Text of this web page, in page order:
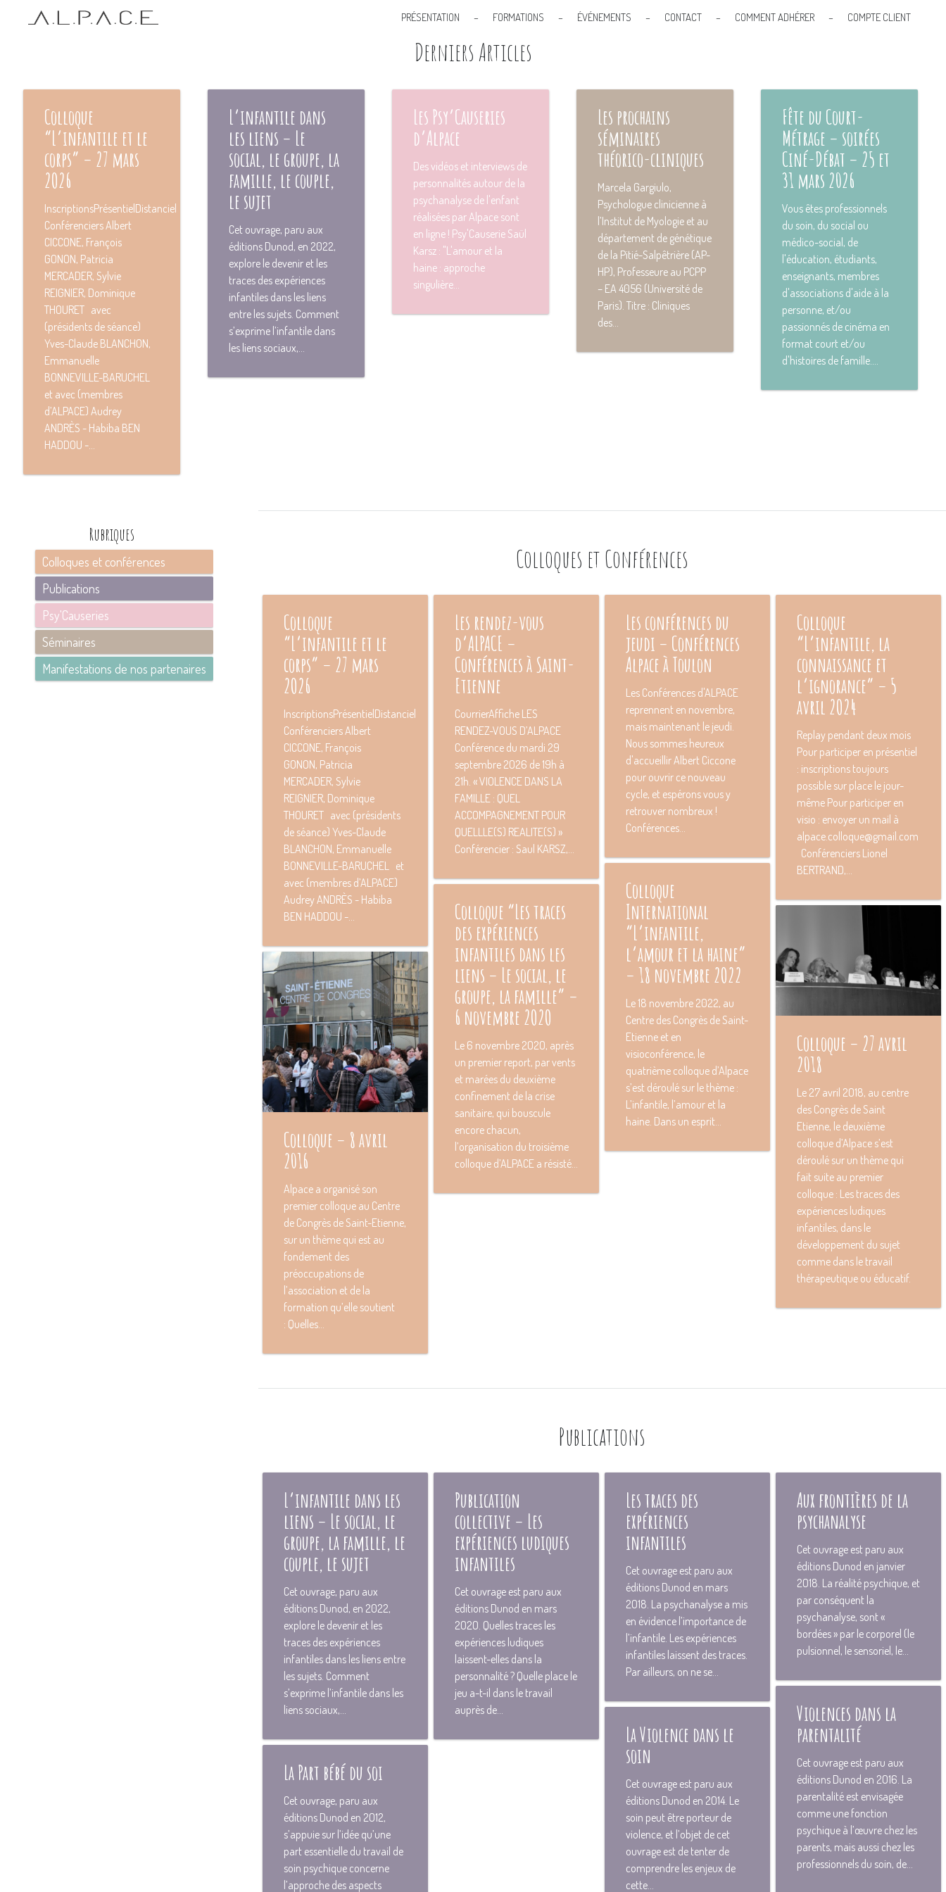
PRÉSENTATION – FORMATIONS – ÉVÉNEMENTS – CONTACT – COMMENT ADHÉRER – COMPTE CLIENT
Derniers Articles
Colloque
“L’infantile et le
corps” – 27 mars
2O26
InscriptionsPrésentielDistanciel
Conférenciers Albert
CICCONE, François
GONON, Patricia
MERCADER, Sylvie
REIGNIER, Dominique
THOURET avec
(présidents de séance)
Yves-Claude BLANCHON,
Emmanuelle
BONNEVILLE-BARUCHEL
et avec (membres
d’ALPACE) Audrey
ANDRÈS - Habiba BEN
HADDOU -...
L’infantile dans
les liens – Le
social, le groupe, la
famille, le couple,
le sujet
Cet ouvrage, paru aux
éditions Dunod, en 2022,
explore le devenir et les
traces des expériences
infantiles dans les liens
entre les sujets. Comment
s’exprime l’infantile dans
les liens sociaux,...
Les Psy’Causeries
d’Alpace
Des vidéos et interviews de
personnalités autour de la
psychanalyse de l'enfant
réalisées par Alpace sont
en ligne ! Psy'Causerie Saül
Karsz : "L'amour et la
haine : approche
singulière...
Les prochains
séminaires
théorico-cliniques
Marcela Gargiulo,
Psychologue clinicienne à
l’Institut de Myologie et au
département de génétique
de la Pitié-Salpêtrière (AP-
HP), Professeure au PCPP
– EA 4056 (Université de
Paris). Titre : Cliniques
des...
Fête du Court-
Métrage – soirées
Ciné-Débat – 25 et
31 mars 2026
Vous êtes professionnels
du soin, du social ou
médico-social, de
l'éducation, étudiants,
enseignants, membres
d'associations d'aide à la
personne, et/ou
passionnés de cinéma en
format court et/ou
d'histoires de famille....
Rubriques
Colloques et conférences
Publications
Psy'Causeries
Séminaires
Manifestations de nos partenaires
Colloques et Conférences
Colloque
“L’infantile et le
corps” – 27 mars
2O26
InscriptionsPrésentielDistanciel
Conférenciers Albert
CICCONE, François
GONON, Patricia
MERCADER, Sylvie
REIGNIER, Dominique
THOURET avec (présidents
de séance) Yves-Claude
BLANCHON, Emmanuelle
BONNEVILLE-BARUCHEL et
avec (membres d’ALPACE)
Audrey ANDRÈS - Habiba
BEN HADDOU -...
Les rendez-vous
d’ALPACE –
Conférences à Saint-
Etienne
CourrierAffiche LES
RENDEZ-VOUS D’ALPACE
Conférence du mardi 29
septembre 2O26 de 19h à
21h. « VIOLENCE DANS LA
FAMILLE : QUEL
ACCOMPAGNEMENT POUR
QUELLLE(S) REALITE(S) »
Conférencier : Saul KARSZ,...
Les conférences du
jeudi – Conférences
Alpace à Toulon
Les Conférences d'ALPACE
reprennent en novembre,
mais maintenant le jeudi.
Nous sommes heureux
d'accueillir Albert Ciccone
pour ouvrir ce nouveau
cycle, et espérons vous y
retrouver nombreux !
Conférences...
Colloque
“L’infantile, la
connaissance et
l’ignorance” – 5
avril 2O24
Replay pendant deux mois
Pour participer en présentiel
: inscriptions toujours
possible sur place le jour-
même Pour participer en
visio : envoyer un mail à
alpace.colloque@gmail.com
Conférenciers Lionel
BERTRAND,...
Colloque
International
“L’infantile,
l’amour et la haine”
– 18 novembre 2O22
Le 18 novembre 2022, au
Centre des Congrès de Saint-
Etienne et en
visioconférence, le
quatrième colloque d’Alpace
s’est déroulé sur le thème :
L’infantile, l’amour et la
haine. Dans un esprit...
Colloque “Les traces
des expériences
infantiles dans les
liens – Le social, le
groupe, la famille” –
6 novembre 2O2O
Le 6 novembre 2O2O, après
un premier report, par vents
et marées du deuxième
confinement de la crise
sanitaire, qui bouscule
encore chacun,
l’organisation du troisième
colloque d’ALPACE a résisté...
Colloque – 27 avril
2018
Le 27 avril 2O18, au centre
des Congrès de Saint
Etienne, le deuxième
colloque d’Alpace s’est
déroulé sur un thème qui
fait suite au premier
colloque : Les traces des
expériences ludiques
infantiles, dans le
développement du sujet
comme dans le travail
thérapeutique ou éducatif.
Colloque – 8 avril
2016
Alpace a organisé son
premier colloque au Centre
de Congrès de Saint-Etienne,
sur un thème qui est au
fondement des
préoccupations de
l’association et de la
formation qu’elle soutient
: Quelles...
Publications
L’infantile dans les
liens – Le social, le
groupe, la famille, le
couple, le sujet
Cet ouvrage, paru aux
éditions Dunod, en 2022,
explore le devenir et les
traces des expériences
infantiles dans les liens entre
les sujets. Comment
s’exprime l’infantile dans les
liens sociaux,...
Publication
collective – Les
expériences ludiques
infantiles
Cet ouvrage est paru aux
éditions Dunod en mars
2O2O. Quelles traces les
expériences ludiques
laissent-elles dans la
personnalité ? Quelle place le
jeu a-t-il dans le travail
auprès de...
Les traces des
expériences
infantiles
Cet ouvrage est paru aux
éditions Dunod en mars
2O18. La psychanalyse a mis
en évidence l’importance de
l’infantile. Les expériences
infantiles laissent des traces.
Par ailleurs, on ne se...
Aux frontières de la
psychanalyse
Cet ouvrage est paru aux
éditions Dunod en janvier
2O18. La réalité psychique, et
par conséquent la
psychanalyse, sont «
bordées » par le corporel (le
pulsionnel, le sensoriel, le...
Violences dans la
parentalité
Cet ouvrage est paru aux
éditions Dunod en 2O16. La
parentalité est envisagée
comme une fonction
psychique à l’œuvre chez les
parents, mais aussi chez les
professionnels du soin, de...
La Violence dans le
soin
Cet ouvrage est paru aux
éditions Dunod en 2O14. Le
soin peut être porteur de
violence, et l’objet de cet
ouvrage est de tenter de
comprendre les enjeux de
cette...
La Part bébé du soi
Cet ouvrage, paru aux
éditions Dunod en 2O12,
s’appuie sur l’idée qu’une
part essentielle du travail de
soin psychique concerne
l’approche des aspects